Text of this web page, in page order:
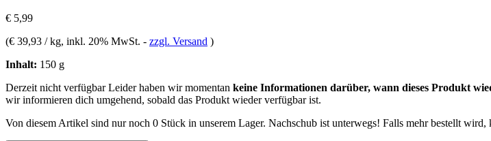
€ 5,99
(€ 39,93 / kg, inkl. 20% MwSt. - zzgl. Versand )
Inhalt: 150 g
Derzeit nicht verfügbarLeider haben wir momentan keine Informationen darüber, wann dieses Produkt
wir informieren dich umgehend, sobald das Produkt wieder verfügbar ist.
Von diesem Artikel sind nur noch 0 Stück in unserem Lager. Nachschub ist unterwegs! Falls mehr bestellt wird,